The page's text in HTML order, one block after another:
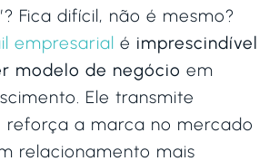
Fica difícil, não é mesmo?
empresarial é imprescindível
modelo de negócio em
Ele transmite
reforça a marca no mercado
relacionamento mais